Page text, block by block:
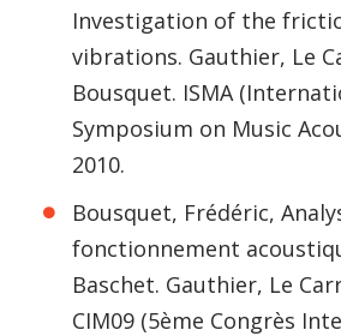
Investigation of the
vibrations. Gauthier, Le
Bousquet. ISMA
Symposium on Music
2010.
Bousquet, Frédéric,
fonctionnement
Baschet. Gauthier, Le
CIM09 (5ème Congrès